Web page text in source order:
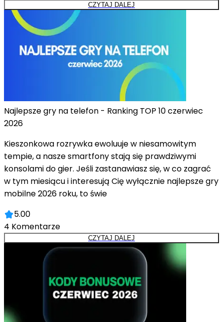
CZYTAJ DALEJ
Najlepsze gry na telefon - Ranking TOP 10 czerwiec
2026
Kieszonkowa rozrywka ewoluuje w niesamowitym
tempie, a nasze smartfony stają się prawdziwymi
konsolami do gier. Jeśli zastanawiasz się, w co zagrać
w tym miesiącu i interesują Cię wyłącznie najlepsze gry
mobilne 2026 roku, to świe
5.00
4 Komentarze
CZYTAJ DALEJ